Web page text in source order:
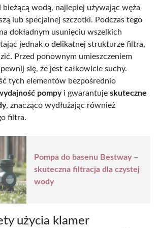
bieżącą wodą, najlepiej używając węża
lub specjalnej szczotki. Podczas tego
dokładnym usunięciu wszelkich
jednak o delikatnej strukturze filtra,
Przed ponownym umieszczeniem
się, że jest całkowicie suchy.
tych elementów bezpośrednio
pompyi gwarantuje skuteczne
, znacząco wydłużając również
filtra.
Pompa do basenu Bestway –
skuteczna filtracja dla czystej
wody
użycia klamer